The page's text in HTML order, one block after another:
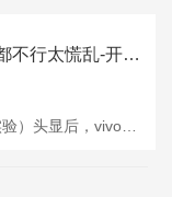
开云体育胡柏山坦言：“任何一个产业都不行太慌乱-开云官网切尔西赞助商(2025已更新(最新/官方/入口)